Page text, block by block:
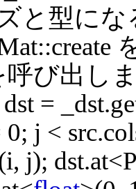
と型に
呼び出し
=
j <
j);